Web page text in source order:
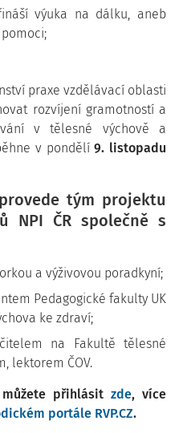
výuka na dálku, aneb
praxe vzdělávací oblasti
rozvíjení gramotností a
v tělesné výchově a
v pondělí9. listopadu
tým projektu
NPI ČR společně s
a výživovou poradkyní;
Pedagogické fakulty UK
ke zdraví;
na Fakultě tělesné
lektorem ČOV.
přihlásit zde, více
portále RVP.CZ.